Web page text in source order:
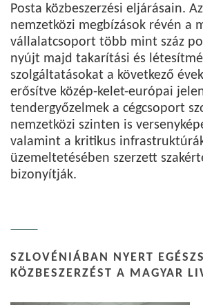
Posta közbeszerzési eljárásain.
nemzetközi megbízások révén a
vállalatcsoport több mint száz
nyújt majd takarítási és
szolgáltatásokat a következő
erősítve közép-kelet-európai
tendergyőzelmek a cégcsoport
nemzetközi szinten is
valamint a kritikus
üzemeltetésében szerzett
bizonyítják.
SZLOVÉNIÁBAN NYERT
KÖZBESZERZÉST A MAGYAR